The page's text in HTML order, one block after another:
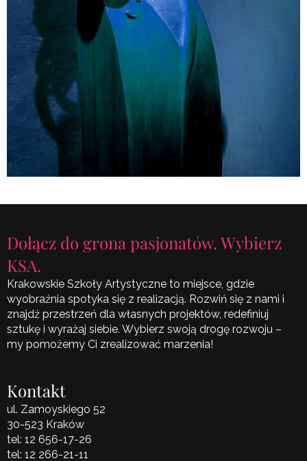
Dołącz do grona pasjonatów. Wybierz
KSA.
Krakowskie Szkoły Artystyczne to miejsce, gdzie
wyobraźnia spotyka się z realizacją. Rozwiń się z nami i
znajdź przestrzeń dla własnych projektów, redefiniuj
sztukę i wyrażaj siebie. Wybierz swoją drogę rozwoju –
my pomożemy Ci zrealizować marzenia!
Kontakt
ul. Zamoyskiego 52
30-523 Kraków
tel: 12 656-17-26
tel: 12 266-21-11